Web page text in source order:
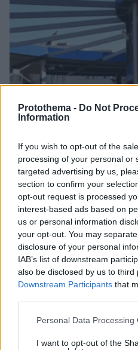
Protothema - Do Not
Information
If you wish to opt-out of the
processing of your personal or
targeted advertising by us,
section to confirm your
opt-out request is processed
interest-based ads based on
us or personal information
your opt-out. You may
disclosure of your personal
IAB’s list of downstream
also be disclosed by us to third
Downstream Participants that
Please note that this website/
not limited to your visit or
Personal Data Processing
I want to opt-out of the
Ασθενής ξυλοκόπησε
του Ερυθρού Σταυρού,
και τη χτύπησε σε
ΠΟΕΔΗΝ
09.08.2026, 10:51